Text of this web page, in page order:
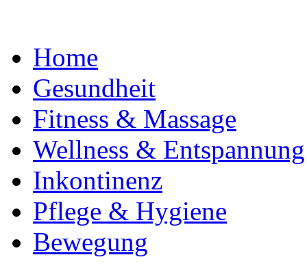
Home
Gesundheit
Fitness & Massage
Wellness & Entspannung
Inkontinenz
Pflege & Hygiene
Bewegung